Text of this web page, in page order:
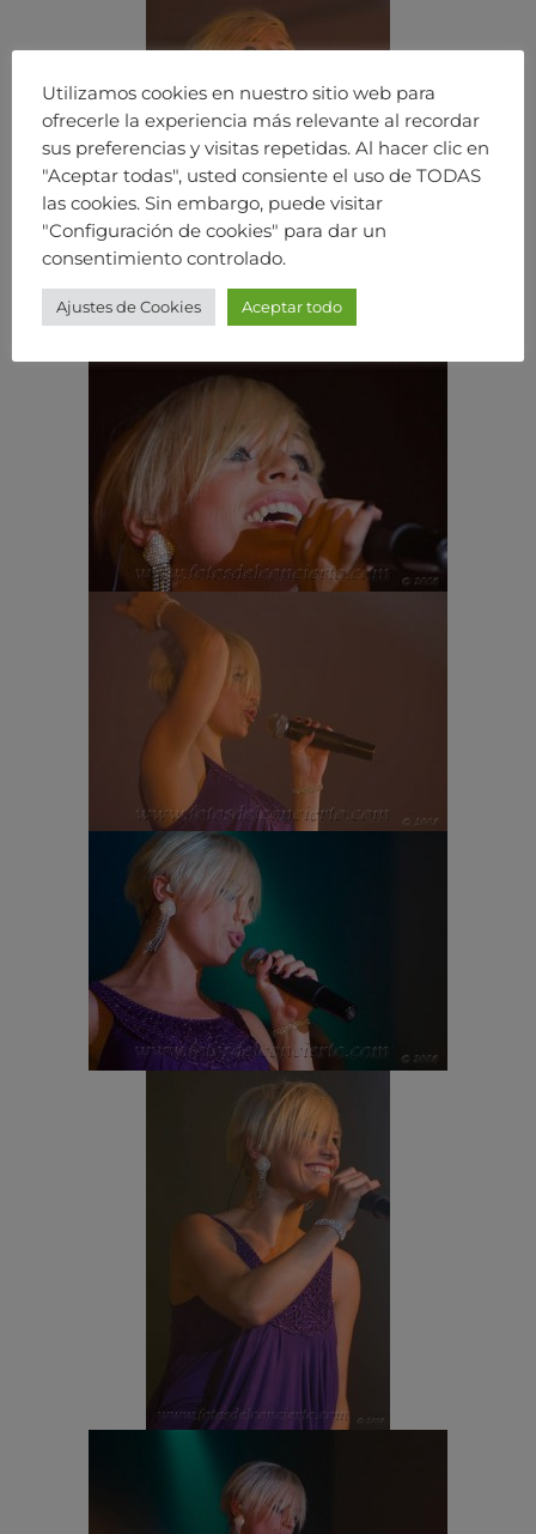
Utilizamos cookies en nuestro sitio web para
ofrecerle la experiencia más relevante al recordar
sus preferencias y visitas repetidas. Al hacer clic en
"Aceptar todas", usted consiente el uso de TODAS
las cookies. Sin embargo, puede visitar
"Configuración de cookies" para dar un
consentimiento controlado.
Ajustes de Cookies Aceptar todo